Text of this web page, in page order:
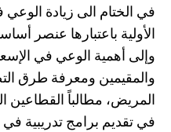
في الختام الى زيادة
الأولية باعتبارها عنصر
وإلى أهمية الوعي في
والمقيمين ومعرفة طرق
المريض، مطالباً القطاعين
في تقديم برامج تدريبية في